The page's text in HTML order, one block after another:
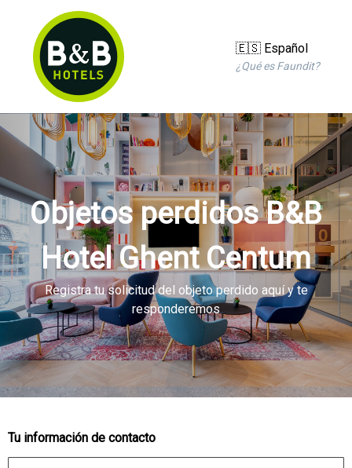
🇪🇸 Español
¿Qué es Faundit?
Objetos perdidos B&B
Hotel Ghent Centum
Registra tu solicitud del objeto perdido aquí y te
responderemos
Tu información de contacto